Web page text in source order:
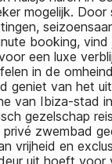
mogelijk. Door
booking, vind
een luxe
in de
geniet van het
van Ibiza-stad
gezelschap
privé zwembad
vrijheid en
uit hoeft voor